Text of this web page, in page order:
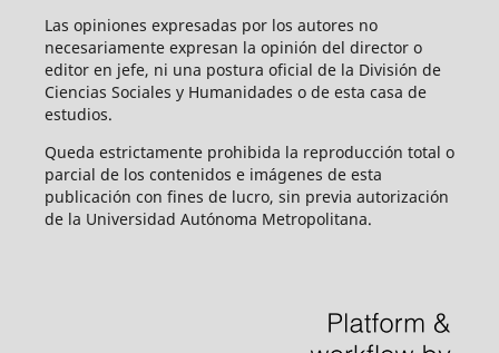
Las opiniones expresadas por los autores no
necesariamente expresan la opinión del director o
editor en jefe, ni una postura oficial de la División de
Ciencias Sociales y Humanidades o de esta casa de
estudios.
Queda estrictamente prohibida la reproducción total o
parcial de los contenidos e imágenes de esta
publicación con fines de lucro, sin previa autorización
de la Universidad Autónoma Metropolitana.